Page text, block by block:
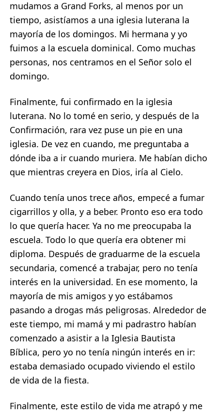
mudamos a Grand Forks, al menos por un
tiempo, asistíamos a una iglesia luterana la
mayoría de los domingos. Mi hermana y yo
fuimos a la escuela dominical. Como muchas
personas, nos centramos en el Señor solo el
domingo.
Finalmente, fui confirmado en la iglesia
luterana. No lo tomé en serio, y después de la
Confirmación, rara vez puse un pie en una
iglesia. De vez en cuando, me preguntaba a
dónde iba a ir cuando muriera. Me habían dicho
que mientras creyera en Dios, iría al Cielo.
Cuando tenía unos trece años, empecé a fumar
cigarrillos y olla, y a beber. Pronto eso era todo
lo que quería hacer. Ya no me preocupaba la
escuela. Todo lo que quería era obtener mi
diploma. Después de graduarme de la escuela
secundaria, comencé a trabajar, pero no tenía
interés en la universidad. En ese momento, la
mayoría de mis amigos y yo estábamos
pasando a drogas más peligrosas. Alrededor de
este tiempo, mi mamá y mi padrastro habían
comenzado a asistir a la Iglesia Bautista
Bíblica, pero yo no tenía ningún interés en ir:
estaba demasiado ocupado viviendo el estilo
de vida de la fiesta.
Finalmente, este estilo de vida me atrapó y me